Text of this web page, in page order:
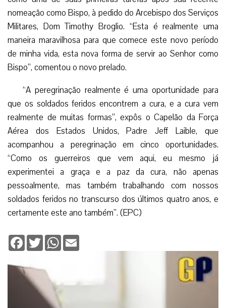
“Como os guerreiros que vem aqui, eu mesmo já
experimentei a graça e a paz da cura, não apenas
pessoalmente, mas também trabalhando com nossos
soldados feridos no transcurso dos últimos quatro anos, e
certamente este ano também”. (EPC)
Facebook
TwitterWhatsApp
Email